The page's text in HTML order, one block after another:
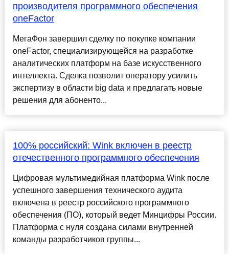
производителя программного обеспечения
oneFactor
МегаФон завершил сделку по покупке компании
oneFactor, специализирующейся на разработке
аналитических платформ на базе искусственного
интеллекта. Сделка позволит оператору усилить
экспертизу в области big data и предлагать новые
решения для абоненто...
100% российский: Wink включен в реестр
отечественного программного обеспечения
Цифровая мультимедийная платформа Wink после
успешного завершения технического аудита
включена в реестр российского программного
обеспечения (ПО), который ведет Минцифры России.
Платформа с нуля создана силами внутренней
команды разработчиков группы...